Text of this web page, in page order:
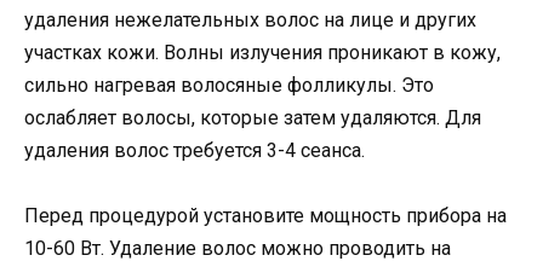
удаления нежелательных волос на лице и других
участках кожи. Волны излучения проникают в кожу,
сильно нагревая волосяные фолликулы. Это
ослабляет волосы, которые затем удаляются. Для
удаления волос требуется 3-4 сеанса.
Перед процедурой установите мощность прибора на
10-60 Вт. Удаление волос можно проводить на